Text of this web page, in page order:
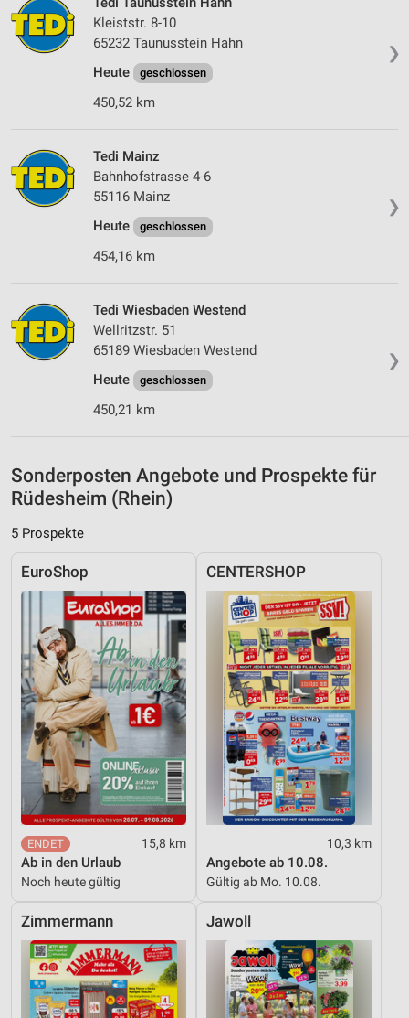
❯
Kleiststr. 8-10
65232 Taunusstein Hahn
Heute
geschlossen
450,52 km
❯
Tedi Mainz
Bahnhofstrasse 4-6
55116 Mainz
Heute
geschlossen
454,16 km
❯
Tedi Wiesbaden Westend
Wellritzstr. 51
65189 Wiesbaden Westend
Heute
geschlossen
450,21 km
Sonderposten Angebote und Prospekte für
Rüdesheim (Rhein)
5 Prospekte
EuroShop
15,8 km
Ab in den Urlaub
Noch heute gültig
CENTERSHOP
10,3 km
Angebote ab 10.08.
Gültig ab Mo. 10.08.
Zimmermann Jawoll
Speichern von oder Zugriff auf Informationen
auf einem Endgerät
Verwendung reduzierter Daten zur Auswahl von
Werbeanzeigen
Erstellung von Profilen für personalisierte
Verwendung von Profilen zur Auswahl
personalisierter Werbung
Erstellung von Profilen zur Personalisierung
von Inhalten
Messung der Werbeleistung
Messung der Performance von Inhalten
Kombinationen von Daten aus verschiedenen
Entwicklung und Verbesserung der Angebote
Verwendung reduzierter Daten zur Auswahl von
Verwendung genauer Standortdaten
Geräte anhand von aktiv angeforderten
Informationen identifizieren
Nicht-IAB-Verarbeitungszwecke:
Notwendig
Performance
Funktional
Werbung